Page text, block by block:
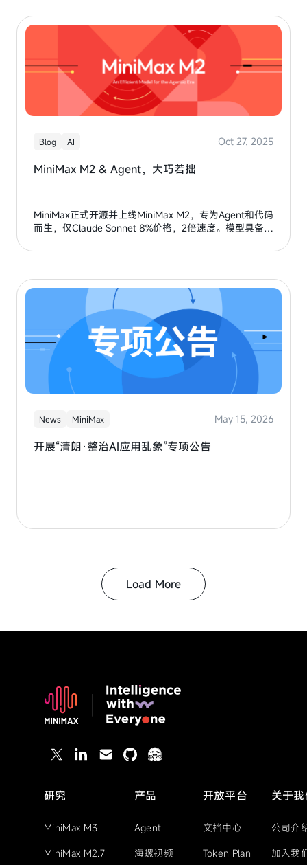
真实世界复杂办公与编程任务提供高效解决方案。
Blog AI Oct 27, 2025
MiniMax M2 & Agent，大巧若拙
MiniMax正式开源并上线MiniMax M2，专为Agent和代码
而生，仅Claude Sonnet 8%价格，2倍速度。模型具备顶
Artificial Analysis榜单排名全球前五。同时推出MiniMax
时免费开放使用。
News MiniMax May 15, 2026
开展“清朗·整治AI应用乱象”专项公告
Load More
研究
MiniMax M3
MiniMax M2.7
产品
Agent
海螺视频
开放平台
文档中心
Token Plan
关于
公司介
加入我